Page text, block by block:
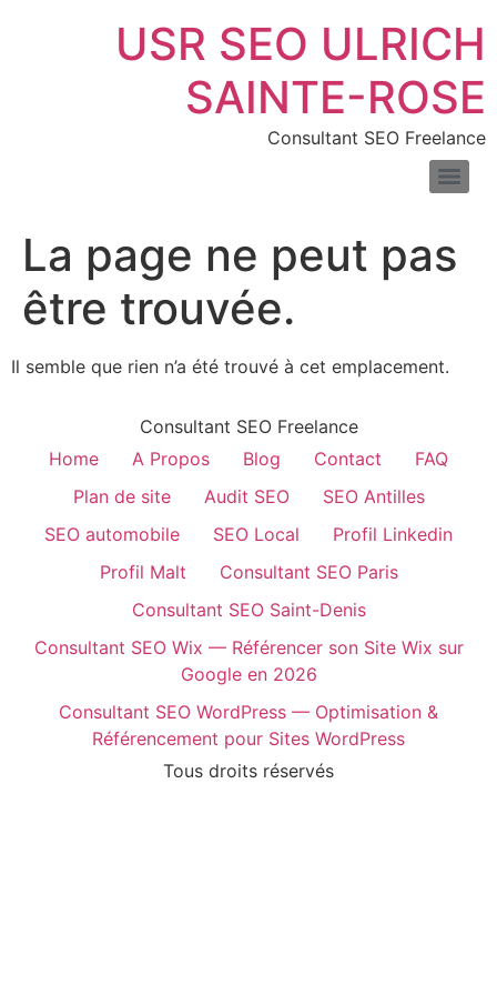
USR SEO ULRICH
SAINTE-ROSE
Consultant SEO Freelance
La page ne peut pas
être trouvée.
Il semble que rien n’a été trouvé à cet emplacement.
Consultant SEO Freelance
Home
A Propos Blog Contact
FAQ
Plan de site
Audit SEO
SEO Antilles
SEO automobile
SEO Local
Profil Linkedin
Profil Malt
Consultant SEO Paris
Consultant SEO Saint-Denis
Consultant SEO Wix — Référencer son Site Wix sur
Google en 2026
Consultant SEO WordPress — Optimisation &
Référencement pour Sites WordPress
Tous droits réservés